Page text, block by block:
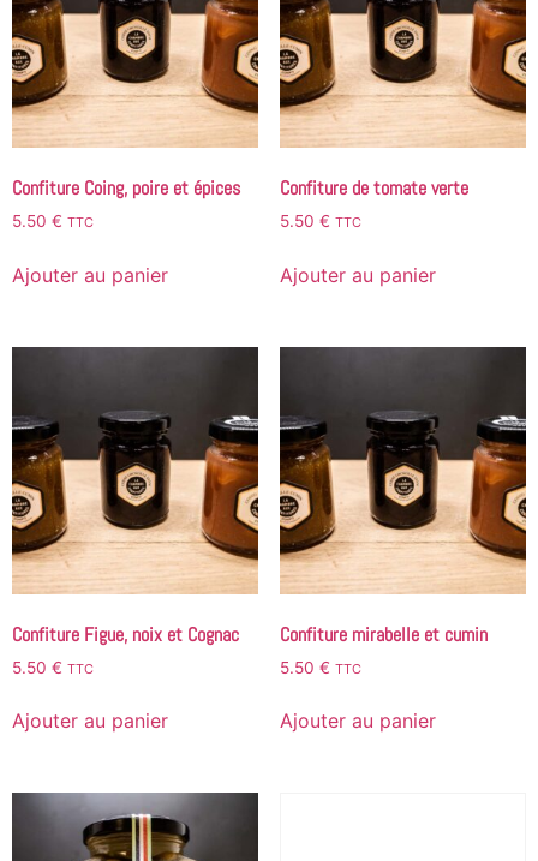
Confiture Coing, poire et épices
5.50 € TTC
Ajouter au panier
Confiture de tomate verte
5.50 € TTC
Ajouter au panier
Confiture Figue, noix et Cognac
5.50 € TTC
Ajouter au panier
Confiture mirabelle et cumin
5.50 € TTC
Ajouter au panier